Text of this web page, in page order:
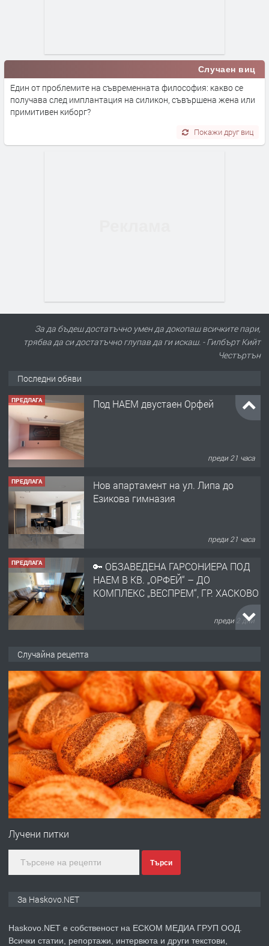
Случаен виц
Един от проблемите на съвременната философия: какво се
получава след имплантация на силикон, съвършена жена или
примитивен киборг?
Покажи друг виц
За да бъдеш достатъчно умен да докопаш всичките пари,
трябва да си достатъчно глупав да ги искаш. - Гилбърт Кийт
Честъртън
Последни обяви
ПРЕДЛАГА Под НАЕМ двустаен Орфей
преди 21 часа
ПРЕДЛАГА
Нов апартамент на ул. Липа до
Езикова гимназия
преди 21 часа
ПРЕДЛАГА
🔑 ОБЗАВЕДЕНА ГАРСОНИЕРА ПОД
НАЕМ В КВ. „ОРФЕЙ“ – ДО
КОМПЛЕКС „ВЕСПРЕМ“, ГР. ХАСКОВО
преди 2 дни
АПАРТАМЕНТ В ЦЕНТЪРА НА ГР.
ХАСКОВО
преди 3 дни
ПРЕДЛАГА Давам гараж под наем
преди 3 дни
ПРЕДЛАГА
№4120 Магазин/Офис под наем в кв.
Случайна рецепта
Лучени питки
Търси
За Haskovo.NET
Haskovo.NET е собственост на ЕСКОМ МЕДИА ГРУП ООД.
Всички статии, репортажи, интервюта и други текстови,